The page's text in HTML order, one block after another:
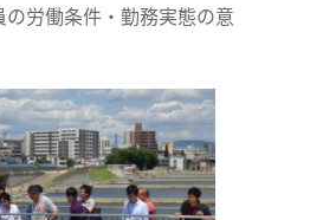
労働条件・勤務実態の意